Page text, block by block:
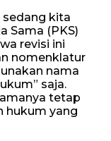
sedang kita
Sama (PKS)
revisi ini
nomenklatur
nama
saja.
tetap
hukum yang